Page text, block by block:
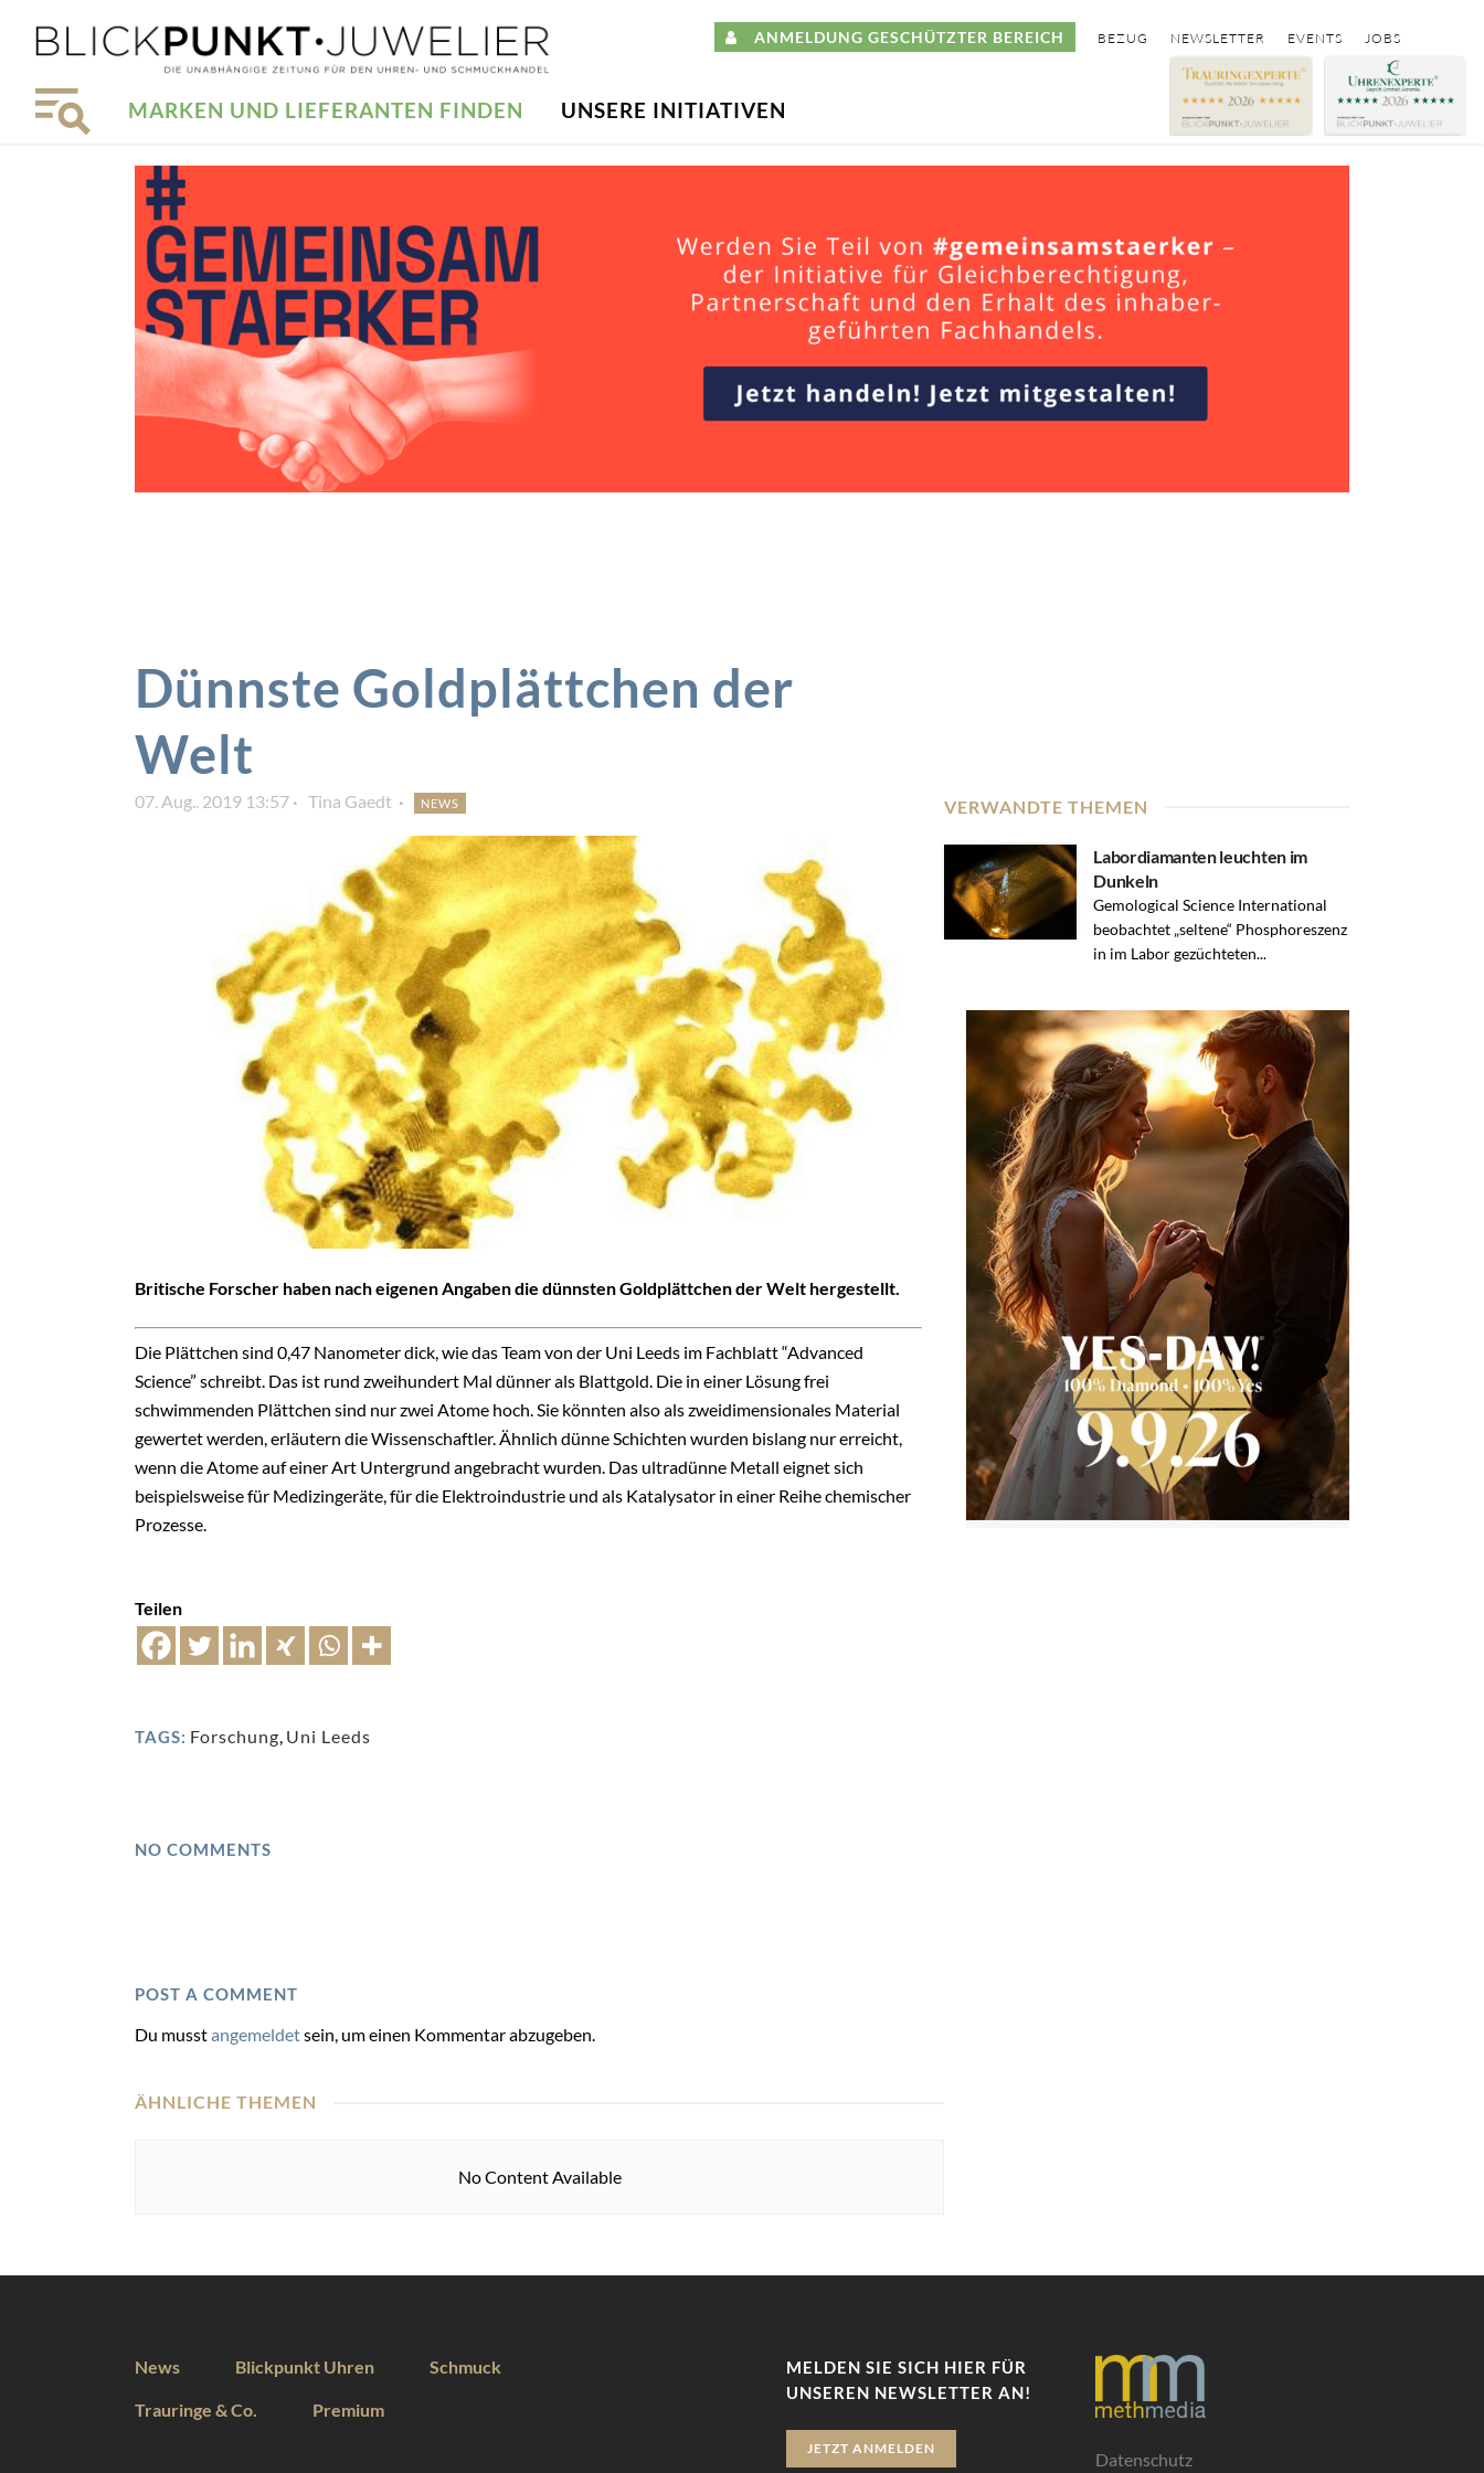
ANMELDUNG GESCHÜTZTER BEREICH BEZUG NEWSLETTER EVENTS JOBS
MARKEN UND LIEFERANTEN FINDEN UNSERE INITIATIVEN
Dünnste Goldplättchen der
Welt
07. Aug.. 2019 13:57 Tina Gaedt NEWS
Britische Forscher haben nach eigenen Angaben die dünnsten Goldplättchen der Welt hergestellt.
Die Plättchen sind 0,47 Nanometer dick, wie das Team von der Uni Leeds im Fachblatt “Advanced
Science” schreibt. Das ist rund zweihundert Mal dünner als Blattgold. Die in einer Lösung frei
schwimmenden Plättchen sind nur zwei Atome hoch. Sie könnten also als zweidimensionales Material
gewertet werden, erläutern die Wissenschaftler. Ähnlich dünne Schichten wurden bislang nur erreicht,
wenn die Atome auf einer Art Untergrund angebracht wurden. Das ultradünne Metall eignet sich
beispielsweise für Medizingeräte, für die Elektroindustrie und als Katalysator in einer Reihe chemischer
Prozesse.
Teilen
TAGS: Forschung, Uni Leeds
NO COMMENTS
POST A COMMENT
Du musstangemeldetsein, um einen Kommentar abzugeben.
VERWANDTE THEMEN
Labordiamanten leuchten im
Dunkeln
Gemological Science International
beobachtet „seltene“ Phosphoreszenz
in im Labor gezüchteten...
ÄHNLICHE THEMEN
No Content Available
News Blickpunkt Uhren Schmuck
Trauringe & Co. Premium
MELDEN SIE SICH HIER FÜR
UNSEREN NEWSLETTER AN!
JETZT ANMELDEN
Datenschutz